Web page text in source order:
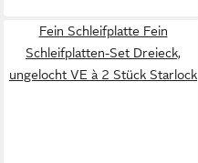
Fein Schleifplatte Fein
Schleifplatten-Set Dreieck,
ungelocht VE à 2 Stück Starlock